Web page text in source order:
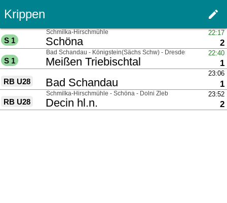
Krippen edit
S 1 nach
Schöna
22:17
2
über
Schmilka-Hirschmühle
S 1 nach
Meißen Triebischtal
22:40
1
über
Bad Schandau - Königstein(Sächs Schw) - Dresden
RB U28 nach
Bad Schandau
23:06
1
RB U28 nach
Decin hl.n.
23:52
2
über
Schmilka-Hirschmühle - Schöna - Dolni Zleb